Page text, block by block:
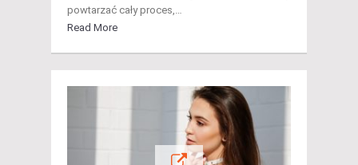
powtarzać cały proces,…
Read More